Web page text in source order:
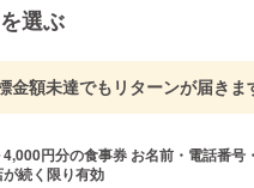
選ぶ
金額未達でもリターンが届きま
続く限り有効